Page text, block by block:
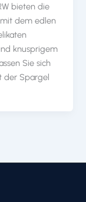
bieten die
dem edlen
knusprigem
Sie sich
der Spargel